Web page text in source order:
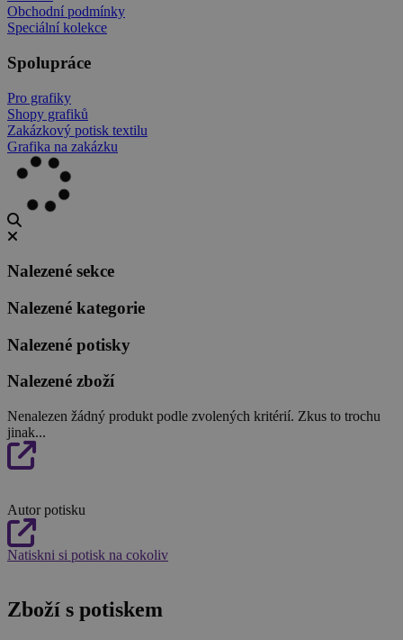
Obchodní podmínky
Speciální kolekce
Spolupráce
Pro grafiky
Shopy grafiků
Zakázkový potisk textilu
Grafika na zakázku
Nalezené sekce
Nalezené kategorie
Nalezené potisky
Nalezené zboží
Nenalezen žádný produkt podle zvolených kritérií. Zkus to trochu
jinak...
Autor potisku
Natiskni si potisk na cokoliv
Zboží s potiskem